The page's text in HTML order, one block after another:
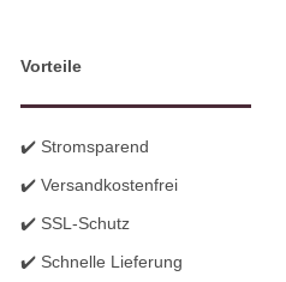
Vorteile
✔️ Stromsparend
✔️ Versandkostenfrei
✔️ SSL-Schutz
✔️ Schnelle Lieferung